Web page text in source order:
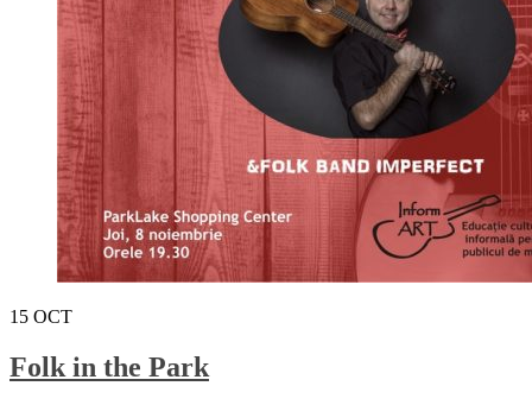
15 OCT
Folk in the Park